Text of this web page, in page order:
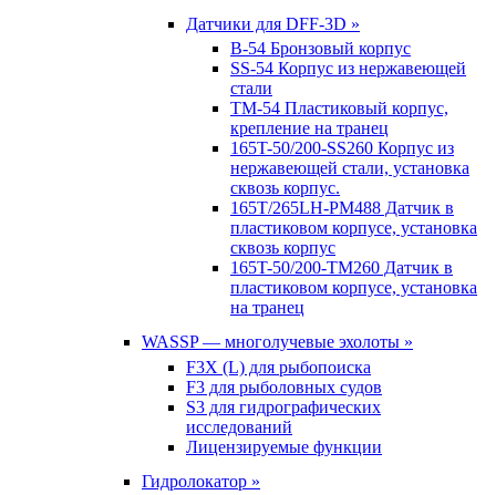
Датчики для DFF-3D »
B-54 Бронзовый корпус
SS-54 Корпус из нержавеющей
стали
TM-54 Пластиковый корпус,
крепление на транец
165T-50/200-SS260 Корпус из
нержавеющей стали, установка
сквозь корпус.
165T/265LH-PM488 Датчик в
пластиковом корпусе, установка
сквозь корпус
165T-50/200-TM260 Датчик в
пластиковом корпусе, установка
на транец
WASSP — многолучевые эхолоты »
F3X (L) для рыбопоиска
F3 для рыболовных судов
S3 для гидрографических
исследований
Лицензируемые функции
Гидролокатор »